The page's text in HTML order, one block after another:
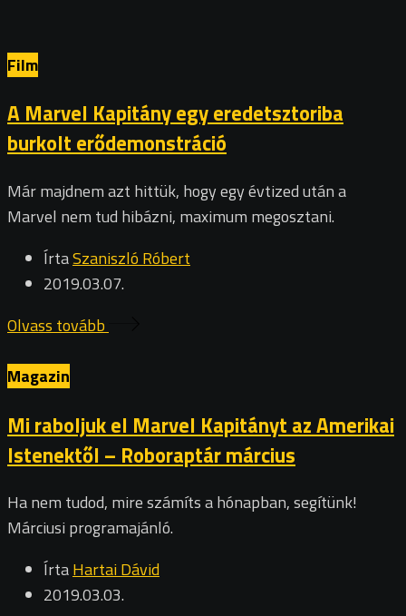
Film
A Marvel Kapitány egy eredetsztoriba
burkolt erődemonstráció
Már majdnem azt hittük, hogy egy évtized után a
Marvel nem tud hibázni, maximum megosztani.
ÍrtaSzaniszló Róbert
2019.03.07.
Olvass tovább
Magazin
Mi raboljuk el Marvel Kapitányt az Amerikai
Istenektől – Roboraptár március
Ha nem tudod, mire számíts a hónapban, segítünk!
Márciusi programajánló.
ÍrtaHartai Dávid
2019.03.03.